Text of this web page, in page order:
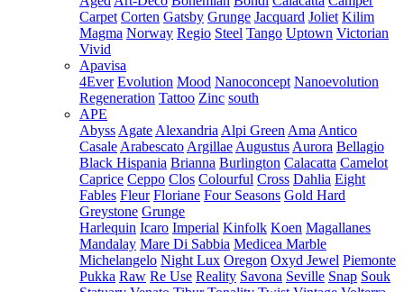
Carpet Corten Gatsby Grunge Jacquard Joliet Kilim
Magma Norway Regio Steel Tango Uptown Victorian
Vivid
Apavisa
4Ever Evolution Mood Nanoconcept Nanoevolution
Regeneration Tattoo Zinc south
APE
Abyss Agate Alexandria Alpi Green Ama Antico
Casale Arabescato Argillae Augustus Aurora Bellagio
Black Hispania Brianna Burlington Calacatta Camelot
Caprice Ceppo Clos Colourful Cross Dahlia Eight
Fables Fleur Floriane Four Seasons Gold Hard
Greystone Grunge
Harlequin Icaro Imperial Kinfolk Koen Magallanes
Mandalay Mare Di Sabbia Medicea Marble
Michelangelo Night Lux Oregon Oxyd Jewel Piemonte
Pukka Raw Re Use Reality Savona Seville Snap Souk